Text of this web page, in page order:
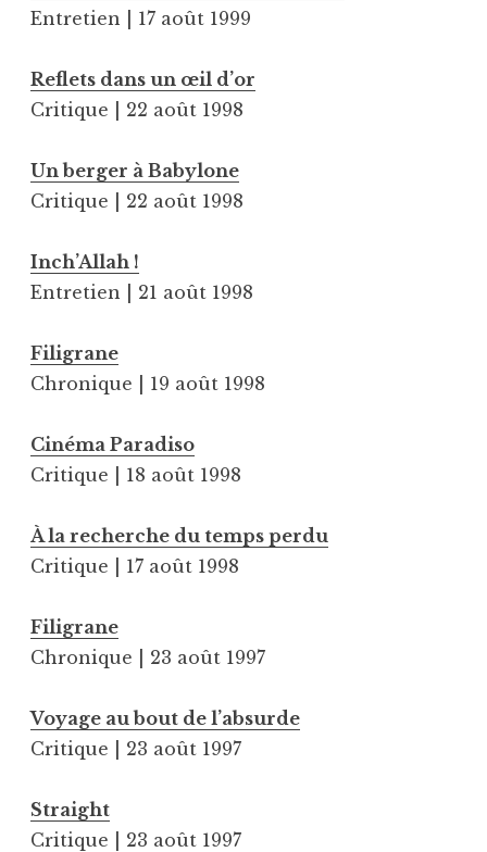
Entretien | 17 août 1999
Reflets dans un œil d’or
Critique | 22 août 1998
Un berger à Babylone
Critique | 22 août 1998
Inch’Allah !
Entretien | 21 août 1998
Filigrane
Chronique | 19 août 1998
Cinéma Paradiso
Critique | 18 août 1998
À la recherche du temps perdu
Critique | 17 août 1998
Filigrane
Chronique | 23 août 1997
Voyage au bout de l’absurde
Critique | 23 août 1997
Straight
Critique | 23 août 1997